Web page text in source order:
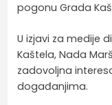
pogonu Grada
U izjavi za medije
Kaštela, Nada
zadovoljna
događanjima.